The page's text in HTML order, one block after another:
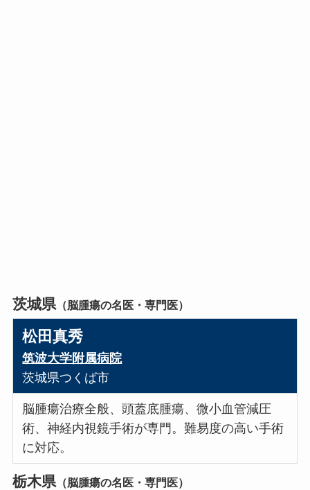
茨城県（脳腫瘍の名医・専門医）
松田真秀
筑波大学附属病院
茨城県つくば市
脳腫瘍治療全般、頭蓋底腫瘍、微小血管減圧
術、神経内視鏡手術が専門。難易度の高い手術
に対応。
栃木県（脳腫瘍の名医・専門医）